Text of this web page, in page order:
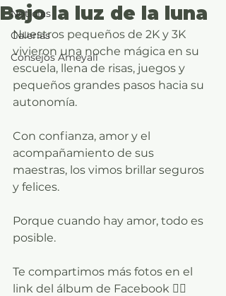
Noticias
Galerías
Consejos Ameyali
Bajo la luz de la luna
Nuestros pequeños de 2K y 3K
vivieron una noche mágica en su
escuela, llena de risas, juegos y
pequeños grandes pasos hacia su
autonomía.
Con confianza, amor y el
acompañamiento de sus
maestras, los vimos brillar seguros
y felices.
Porque cuando hay amor, todo es
posible.
Te compartimos más fotos en el
link del álbum de Facebook 👇🏼